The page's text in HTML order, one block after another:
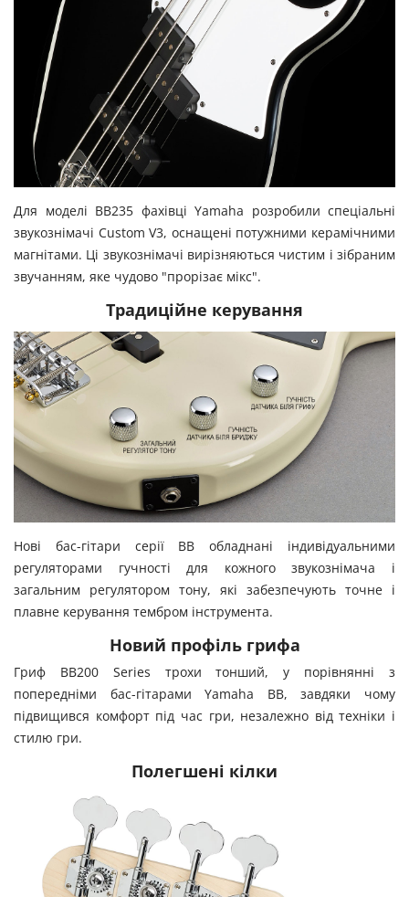
Для моделі BB235 фахівці Yamaha розробили спеціальні
звукознімачі Custom V3, оснащені потужними керамічними
магнітами. Ці звукознімачі вирізняються чистим і зібраним
звучанням, яке чудово "прорізає мікс".
Традиційне керування
Нові бас-гітари серії BB обладнані індивідуальними
регуляторами гучності для кожного звукознімача і
загальним регулятором тону, які забезпечують точне і
плавне керування тембром інструмента.
Новий профіль грифа
Гриф BB200 Series трохи тонший, у порівнянні з
попередніми бас-гітарами Yamaha BB, завдяки чому
підвищився комфорт під час гри, незалежно від техніки і
стилю гри.
Полегшені кілки